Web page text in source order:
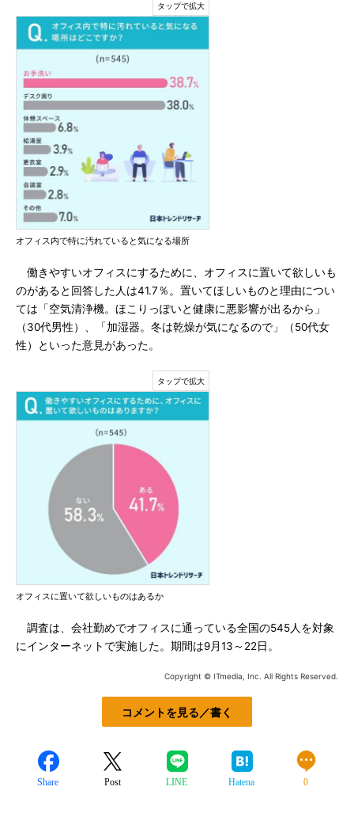
オフィス内で特に汚れていると気になる場所
働きやすいオフィスにするために、オフィスに置いて欲しいも
のがあると回答した人は41.7％。置いてほしいものと理由につい
ては「空気清浄機。ほこりっぽいと健康に悪影響が出るから」
（30代男性）、「加湿器。冬は乾燥が気になるので」（50代女
性）といった意見があった。
オフィスに置いて欲しいものはあるか
調査は、会社勤めでオフィスに通っている全国の545人を対象
にインターネットで実施した。期間は9月13～22日。
Copyright © ITmedia, Inc. All Rights Reserved.
コメントを見る／書く
Share Post LINE Hatena 0